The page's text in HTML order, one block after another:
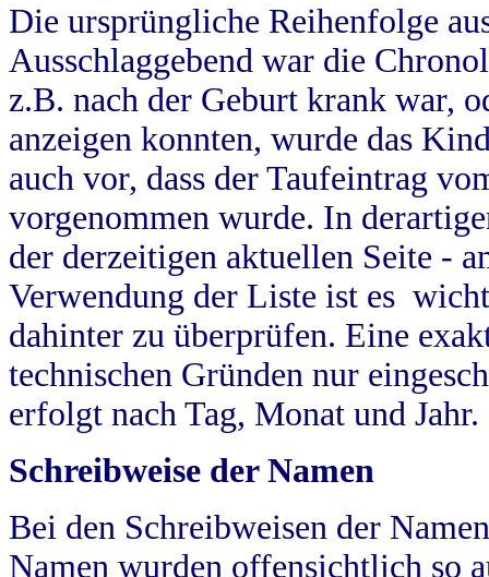
Die ursprüngliche Reihenfolge
Ausschlaggebend war die
z.B. nach der Geburt krank war,
anzeigen konnten, wurde das
auch vor, dass der Taufeintrag
vorgenommen wurde. In
der derzeitigen aktuellen Seite -
Verwendung der Liste ist es
dahinter zu überprüfen. Eine
technischen Gründen nur
erfolgt nach Tag, Monat und Jahr.
Schreibweise der Namen
Bei den Schreibweisen der
Namen wurden offensichtlich so